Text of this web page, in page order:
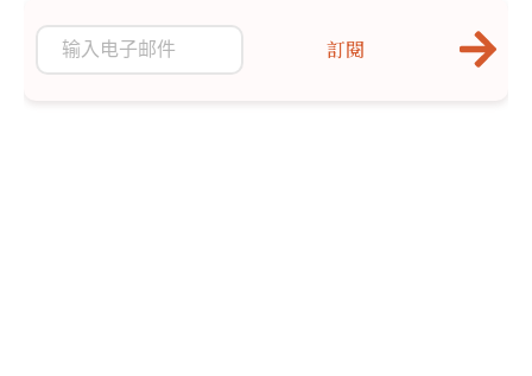
訂閱